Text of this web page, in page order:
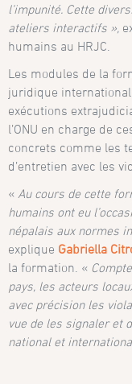
l’impunité. Cette
ateliers interactifs »,
humains au HRJC.
Les modules de la
juridique
exécutions
l’ONU en charge de
concrets comme les
d’entretien avec les
« Au cours de cette
humains ont eu
népalais aux normes
explique Gabriella
la formation. «
pays, les acteurs
avec précision les
vue de les signaler et
national et